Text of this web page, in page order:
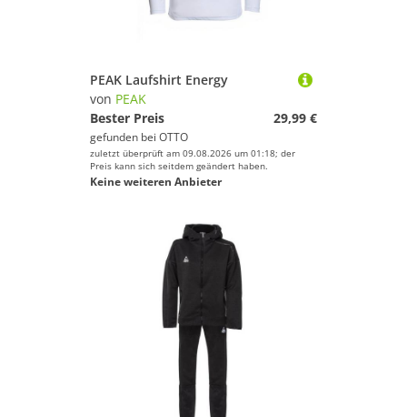
PEAK Laufshirt Energy
von PEAK
Bester Preis
29,99 €
gefunden bei OTTO
zuletzt überprüft am 09.08.2026 um 01:18; der
Preis kann sich seitdem geändert haben.
Keine weiteren Anbieter